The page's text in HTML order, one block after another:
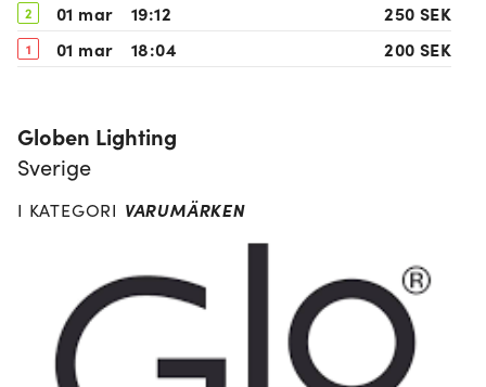
2 01 mar 19:12 250 SEK
1 01 mar 18:04 200 SEK
Globen Lighting
Sverige
I KATEGORI VARUMÄRKEN